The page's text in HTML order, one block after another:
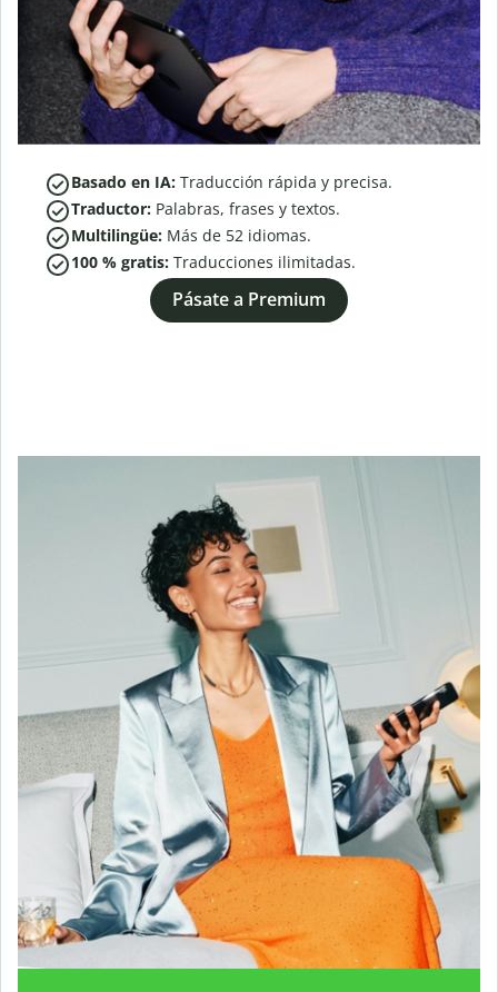
Basado en IA: Traducción rápida y precisa.
Traductor: Palabras, frases y textos.
Multilingüe: Más de 52 idiomas.
100 % gratis: Traducciones ilimitadas.
Pásate a Premium